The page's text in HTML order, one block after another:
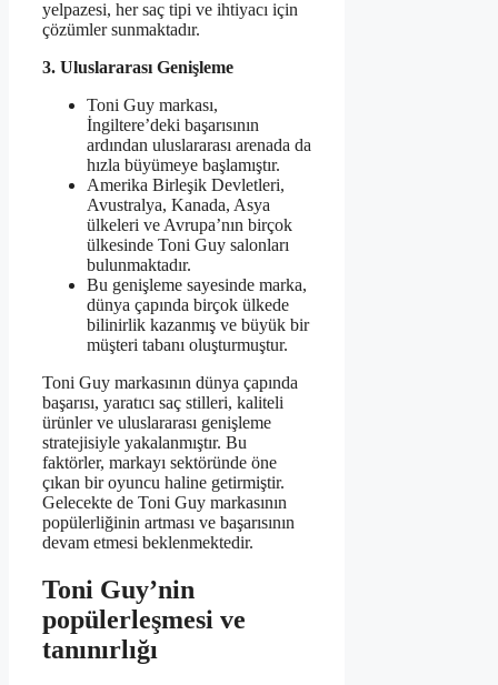
yelpazesi, her saç tipi ve ihtiyacı için
çözümler sunmaktadır.
3. Uluslararası Genişleme
Toni Guy markası,
İngiltere’deki başarısının
ardından uluslararası arenada da
hızla büyümeye başlamıştır.
Amerika Birleşik Devletleri,
Avustralya, Kanada, Asya
ülkeleri ve Avrupa’nın birçok
ülkesinde Toni Guy salonları
bulunmaktadır.
Bu genişleme sayesinde marka,
dünya çapında birçok ülkede
bilinirlik kazanmış ve büyük bir
müşteri tabanı oluşturmuştur.
Toni Guy markasının dünya çapında
başarısı, yaratıcı saç stilleri, kaliteli
ürünler ve uluslararası genişleme
stratejisiyle yakalanmıştır. Bu
faktörler, markayı sektöründe öne
çıkan bir oyuncu haline getirmiştir.
Gelecekte de Toni Guy markasının
popülerliğinin artması ve başarısının
devam etmesi beklenmektedir.
Toni Guy’nin
popülerleşmesi ve
tanınırlığı